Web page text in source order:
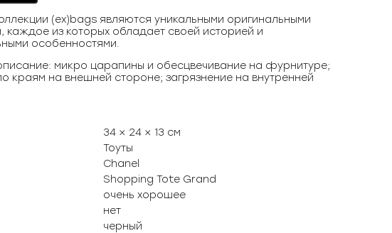
(ex)bags являются уникальными оригинальными
каждое из которых обладает своей историей и
особенностями.
микро царапины и обесцвечивание на фурнитуре;
краям на внешней стороне; загрязнение на внутренней
34 × 24 × 13 см
Тоуты
Chanel
Shopping Tote Grand
очень хорошее
нет
черный